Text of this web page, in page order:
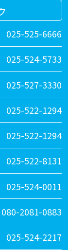
025-525-6666
025-524-5733
025-527-3330
025-522-1294
025-522-1294
025-522-8131
025-524-0011
080-2081-0883
025-524-2217